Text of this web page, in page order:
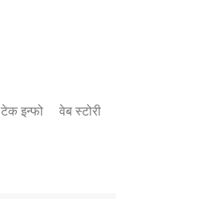
टेक इन्फो वेब स्टोरी